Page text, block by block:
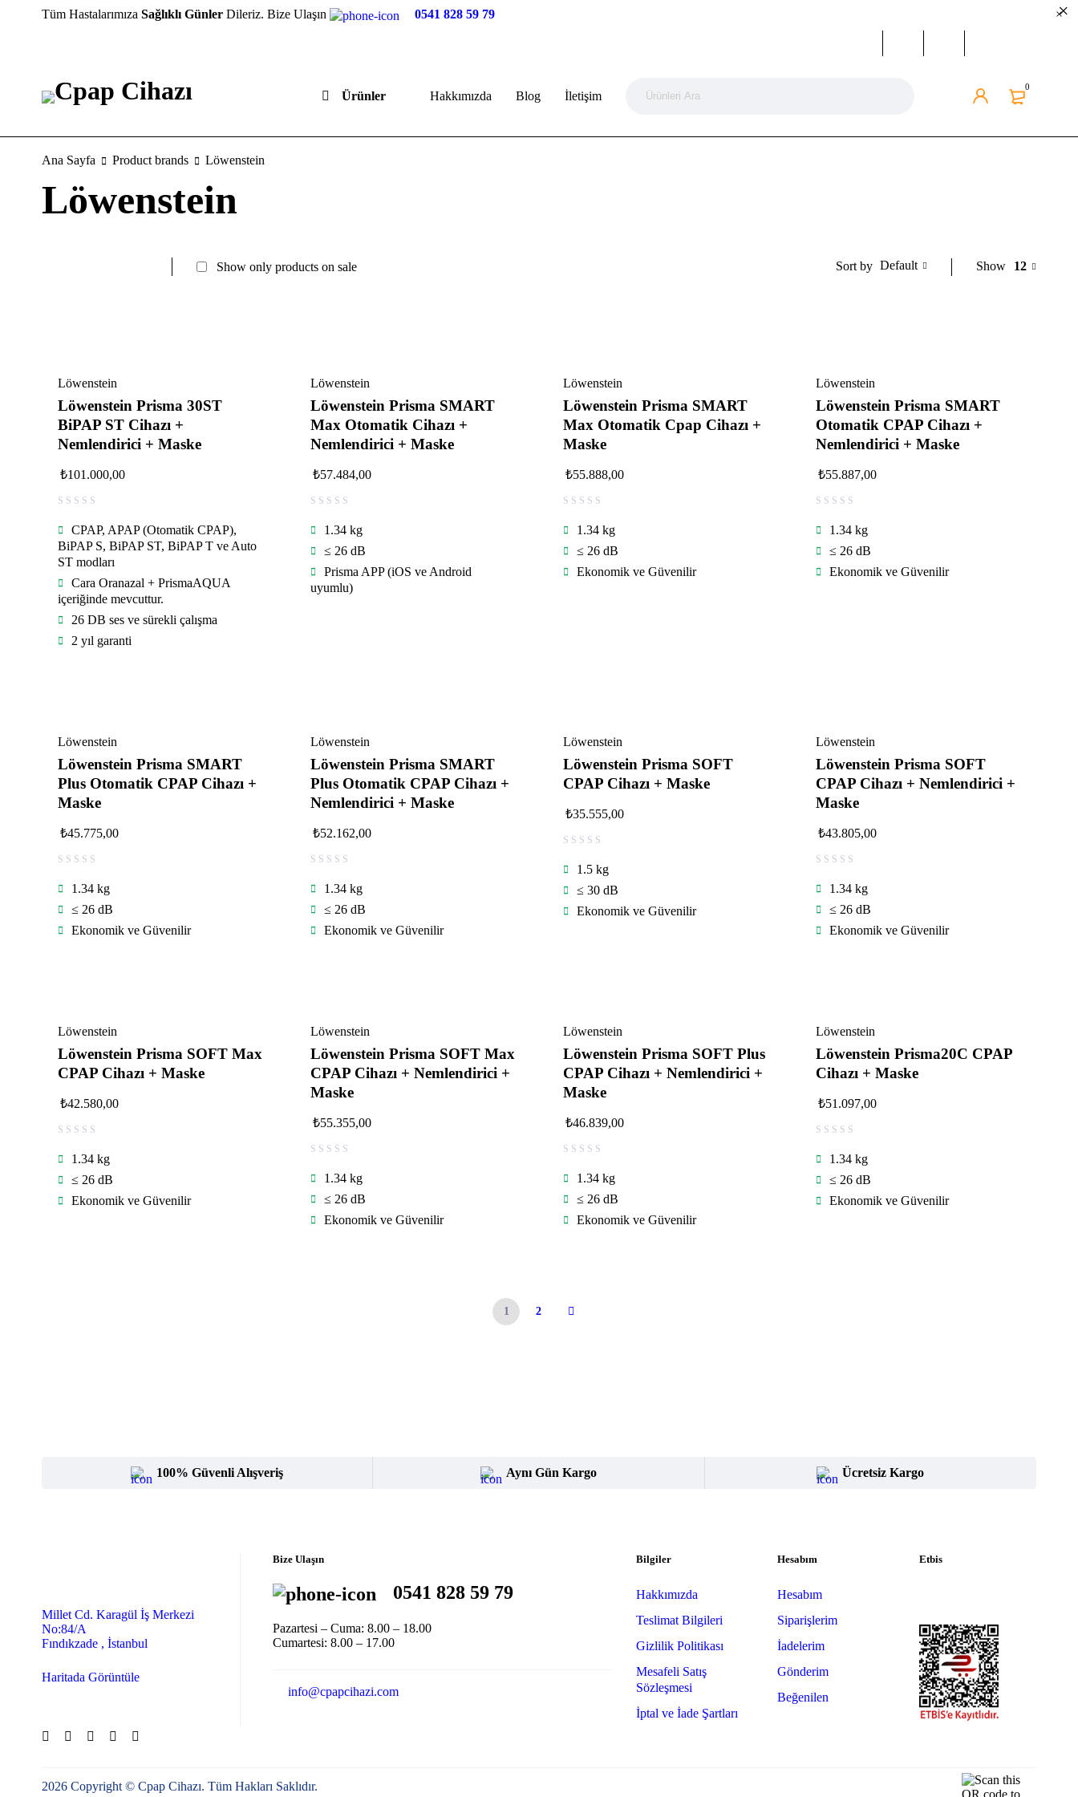
Tüm Hastalarımıza Sağlıklı Günler Dileriz. Bize Ulaşın 0541 828 59 79
0
Ürünler Hakkımızda Blog İletişim
Ana Sayfa Product brands Löwenstein
Löwenstein
Sort by Default
Show only products on sale Show 12
Löwenstein
Löwenstein Prisma 30ST
BiPAP ST Cihazı +
Nemlendirici + Maske
₺101.000,00
CPAP, APAP (Otomatik CPAP),
BiPAP S, BiPAP ST, BiPAP T ve Auto
ST modları
Cara Oranazal + PrismaAQUA
içeriğinde mevcuttur.
26 DB ses ve sürekli çalışma
2 yıl garanti
Löwenstein
Löwenstein Prisma SMART
Max Otomatik Cihazı +
Nemlendirici + Maske
₺57.484,00
1.34 kg
≤ 26 dB
Prisma APP (iOS ve Android
uyumlu)
Löwenstein
Löwenstein Prisma SMART
Max Otomatik Cpap Cihazı +
Maske
₺55.888,00
1.34 kg
≤ 26 dB
Ekonomik ve Güvenilir
Löwenstein
Löwenstein Prisma SMART
Otomatik CPAP Cihazı +
Nemlendirici + Maske
₺55.887,00
1.34 kg
≤ 26 dB
Ekonomik ve Güvenilir
Löwenstein
Löwenstein Prisma SMART
Plus Otomatik CPAP Cihazı +
Maske
₺45.775,00
1.34 kg
≤ 26 dB
Ekonomik ve Güvenilir
Löwenstein
Löwenstein Prisma SMART
Plus Otomatik CPAP Cihazı +
Nemlendirici + Maske
₺52.162,00
1.34 kg
≤ 26 dB
Ekonomik ve Güvenilir
Löwenstein
Löwenstein Prisma SOFT
CPAP Cihazı + Maske
₺35.555,00
1.5 kg
≤ 30 dB
Ekonomik ve Güvenilir
Löwenstein
Löwenstein Prisma SOFT
CPAP Cihazı + Nemlendirici +
Maske
₺43.805,00
1.34 kg
≤ 26 dB
Ekonomik ve Güvenilir
Löwenstein
Löwenstein Prisma SOFT Max
CPAP Cihazı + Maske
₺42.580,00
1.34 kg
≤ 26 dB
Ekonomik ve Güvenilir
Löwenstein
Löwenstein Prisma SOFT Max
CPAP Cihazı + Nemlendirici +
Maske
₺55.355,00
1.34 kg
≤ 26 dB
Ekonomik ve Güvenilir
Löwenstein
Löwenstein Prisma SOFT Plus
CPAP Cihazı + Nemlendirici +
Maske
₺46.839,00
1.34 kg
≤ 26 dB
Ekonomik ve Güvenilir
Löwenstein
Löwenstein Prisma20C CPAP
Cihazı + Maske
₺51.097,00
1.34 kg
≤ 26 dB
Ekonomik ve Güvenilir
1 2
100% Güvenli Alışveriş Aynı Gün Kargo Ücretsiz Kargo
Millet Cd. Karagül İş Merkezi
No:84/A
Fındıkzade , İstanbul
Haritada Görüntüle
Bize Ulaşın
0541 828 59 79
Pazartesi – Cuma: 8.00 – 18.00
Cumartesi: 8.00 – 17.00
info@cpapcihazi.com
Bilgiler
Hakkımızda
Teslimat Bilgileri
Gizlilik Politikası
Mesafeli Satış
Sözleşmesi
İptal ve İade Şartları
Hesabım
Hesabım
Siparişlerim
İadelerim
Gönderim
Beğenilen
Etbis
2026 Copyright © Cpap Cihazı. Tüm Hakları Saklıdır.